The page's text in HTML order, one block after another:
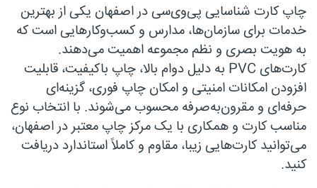
چاپ کارت شناسایی پی‌وی‌سی در اصفهان یکی از بهترین
خدمات برای سازمان‌ها، مدارس و کسب‌وکارهایی است که
به هویت بصری و نظم مجموعه اهمیت می‌دهند.
کارت‌های PVC به دلیل دوام بالا، چاپ باکیفیت، قابلیت
افزودن امکانات امنیتی و امکان چاپ فوری، گزینه‌ای
حرفه‌ای و مقرون‌به‌صرفه محسوب می‌شوند. با انتخاب نوع
مناسب کارت و همکاری با یک مرکز چاپ معتبر در اصفهان،
می‌توانید کارت‌هایی زیبا، مقاوم و کاملاً استاندارد دریافت
کنید.